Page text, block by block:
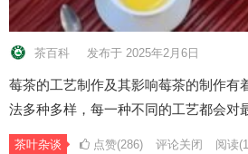
茶百科 发布于 2025年2月6日
莓茶的工艺制作及其影响莓茶的制作有
法多种多样，每一种不同的工艺都会
茶叶杂谈 点赞(286) 评论关闭 阅读